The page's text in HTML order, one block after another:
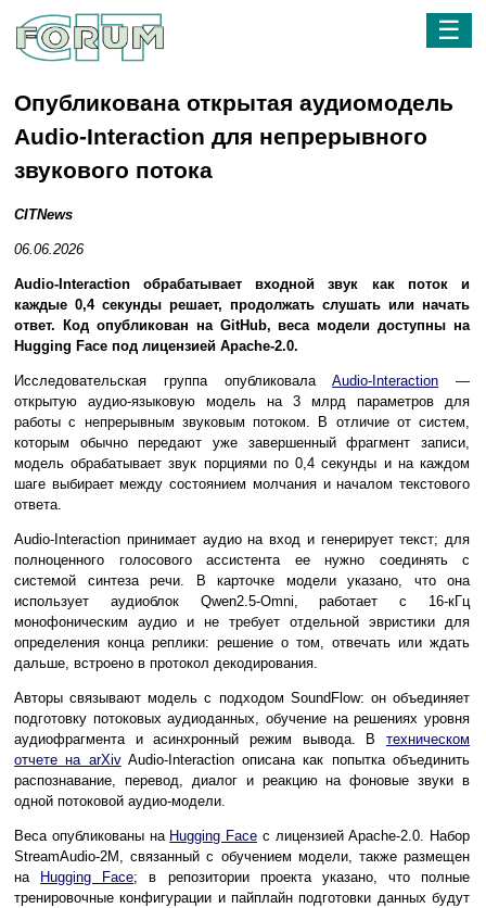
☰
Опубликована открытая аудиомодель
Audio-Interaction для непрерывного
звукового потока
CITNews
06.06.2026
Audio-Interaction обрабатывает входной звук как поток и
каждые 0,4 секунды решает, продолжать слушать или начать
ответ. Код опубликован на GitHub, веса модели доступны на
Hugging Face под лицензией Apache-2.0.
Исследовательская группа опубликовалаAudio-Interaction —
открытую аудио-языковую модель на 3 млрд параметров для
работы с непрерывным звуковым потоком. В отличие от систем,
которым обычно передают уже завершенный фрагмент записи,
модель обрабатывает звук порциями по 0,4 секунды и на каждом
шаге выбирает между состоянием молчания и началом текстового
ответа.
Audio-Interaction принимает аудио на вход и генерирует текст; для
полноценного голосового ассистента ее нужно соединять с
системой синтеза речи. В карточке модели указано, что она
использует аудиоблок Qwen2.5-Omni, работает с 16-кГц
монофоническим аудио и не требует отдельной эвристики для
определения конца реплики: решение о том, отвечать или ждать
дальше, встроено в протокол декодирования.
Авторы связывают модель с подходом SoundFlow: он объединяет
подготовку потоковых аудиоданных, обучение на решениях уровня
аудиофрагмента и асинхронный режим вывода. В техническом
отчете на arXivAudio-Interaction описана как попытка объединить
распознавание, перевод, диалог и реакцию на фоновые звуки в
одной потоковой аудио-модели.
Веса опубликованы на Hugging Face с лицензией Apache-2.0. Набор
StreamAudio-2M, связанный с обучением модели, также размещен
на Hugging Face; в репозитории проекта указано, что полные
тренировочные конфигурации и пайплайн подготовки данных будут